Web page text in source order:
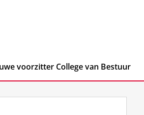
voorzitter College van Bestuur